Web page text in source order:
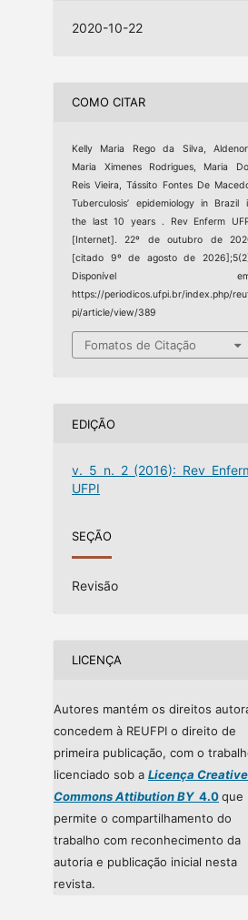
2020-10-22
COMO CITAR
Kelly Maria Rego da Silva,
Maria Ximenes Rodrigues, Maria
Reis Vieira, Tássito Fontes De
Tuberculosis’ epidemiology in Brazil
the last 10 years . Rev Enferm
[Internet]. 22º de outubro de
[citado 9º de agosto de
Disponível
https://periodicos.ufpi.br/index.php/
pi/article/view/389
Fomatos de Citação
EDIÇÃO
v. 5 n. 2 (2016): Rev
UFPI
SEÇÃO
Revisão
LICENÇA
Autores mantém os direitos
concedem à REUFPI o direito de
primeira publicação, com o
licenciado sob a Licença Creative
Commons Attibution BY4.0que
permite o compartilhamento do
trabalho com reconhecimento da
autoria e publicação inicial nesta
revista.